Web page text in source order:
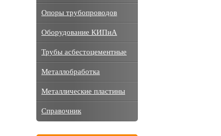
Опоры трубопроводов
Оборудование КИПиА
Трубы асбестоцементные
Металлобработка
Металлические пластины
Справочник